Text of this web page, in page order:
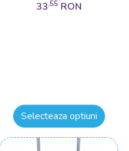
33,55 RON
Selecteaza optiuni